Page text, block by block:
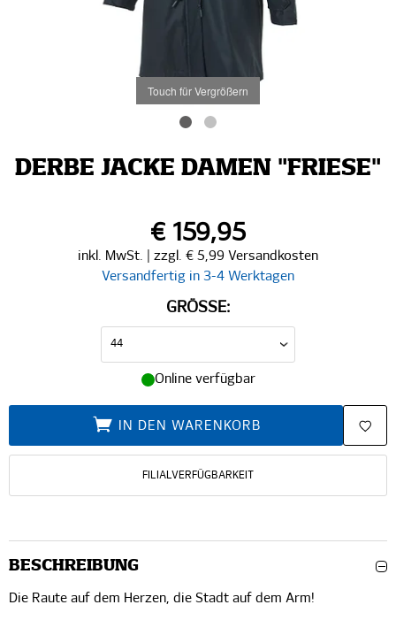
Touch für Vergrößern
DERBE JACKE DAMEN "FRIESE"
€ 159,95
inkl. MwSt. | zzgl. € 5,99 Versandkosten
Versandfertig in 3-4 Werktagen
GRÖSSE:
Online verfügbar
IN DEN WARENKORB
FILIALVERFÜGBARKEIT
BESCHREIBUNG
Die Raute auf dem Herzen, die Stadt auf dem Arm!